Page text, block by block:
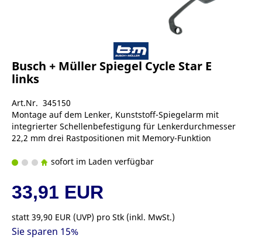
Busch + Müller Spiegel Cycle Star E
links
Art.Nr. 345150
Montage auf dem Lenker, Kunststoff-Spiegelarm mit
integrierter Schellenbefestigung für Lenkerdurchmesser
22,2 mm drei Rastpositionen mit Memory-Funktion
sofort im Laden verfügbar
33,91 EUR
statt 39,90 EUR (UVP) pro Stk (inkl. MwSt.)
Sie sparen 15%